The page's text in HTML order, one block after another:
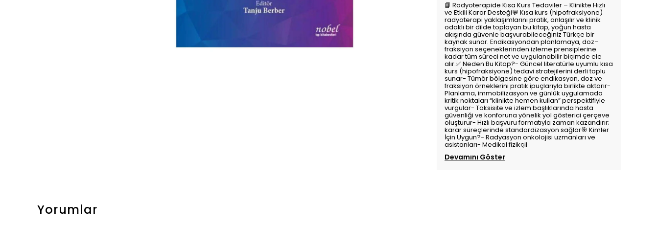
📘 Radyoterapide Kısa Kurs Tedaviler – Klinikte Hızlı
ve Etkili Karar Desteği💬 Kısa kurs (hipofraksiyone)
radyoterapi yaklaşımlarını pratik, anlaşılır ve klinik
odaklı bir dilde toplayan bu kitap, yoğun hasta
akışında güvenle başvurabileceğiniz Türkçe bir
kaynak sunar. Endikasyondan planlamaya, doz–
fraksiyon seçeneklerinden izleme prensiplerine
kadar tüm süreci net ve uygulanabilir biçimde ele
alır.✅ Neden Bu Kitap?- Güncel literatürle uyumlu kısa
kurs (hipofraksiyone) tedavi stratejilerini derli toplu
sunar- Tümör bölgesine göre endikasyon, doz ve
fraksiyon örneklerini pratik ipuçlarıyla birlikte aktarır-
Planlama, immobilizasyon ve günlük uygulamada
kritik noktaları “klinikte hemen kullan” perspektifiyle
vurgular- Toksisite ve izlem başlıklarında hasta
güvenliği ve konforuna yönelik yol gösterici çerçeve
oluşturur- Hızlı başvuru formatıyla zaman kazandırır;
karar süreçlerinde standardizasyon sağlar🎯 Kimler
İçin Uygun?- Radyasyon onkolojisi uzmanları ve
asistanları- Medikal fizikçil
Devamını Göster
Yorumlar